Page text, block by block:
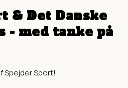
& Det Danske
- med tanke på
Spejder Sport!